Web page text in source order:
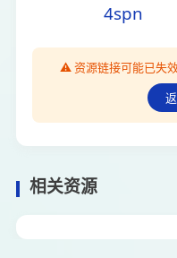
4spn
⚠️ 资源链接可能已失
相关资源